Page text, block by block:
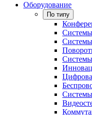
Оборудование
По типу
Системы